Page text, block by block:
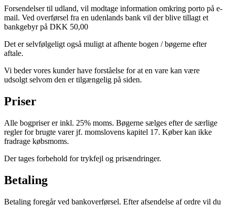
Forsendelser til udland, vil modtage information omkring porto på e-
mail. Ved overførsel fra en udenlands bank vil der blive tillagt et
bankgebyr på DKK 50,00
Det er selvfølgeligt også muligt at afhente bogen / bøgerne efter
aftale.
Vi beder vores kunder have forståelse for at en vare kan være
udsolgt selvom den er tilgængelig på siden.
Priser
Alle bogpriser er inkl. 25% moms. Bøgerne sælges efter de særlige
regler for brugte varer jf. momslovens kapitel 17. Køber kan ikke
fradrage købsmoms.
Der tages forbehold for trykfejl og prisændringer.
Betaling
Betaling foregår ved bankoverførsel. Efter afsendelse af ordre vil du